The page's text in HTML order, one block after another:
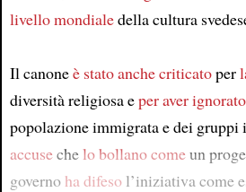
livello mondialedella cultura
Il canoneè stato anche criticatoper
diversità religiosa eper aver ignorato
popolazione immigrata e dei gruppi
accusechelo bollano comeun
governoha difesol’iniziativa come